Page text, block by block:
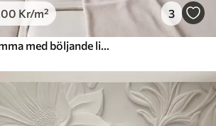
.00 Kr/m² 3